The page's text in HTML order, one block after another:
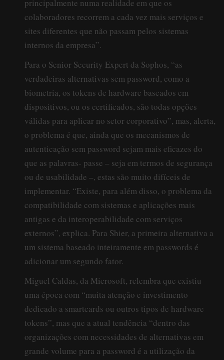
principalmente numa realidade em que os
colaboradores recorrem a cada vez mais serviços e
sites diferentes que não passam pelos sistemas
internos da empresa”.
Para o Senior Security Expert da Sophos, “as
verdadeiras alternativas sem password, como a
biometria, os tokens de hardware baseados em
dispositivos, ou os certificados, são todas opções
válidas para aplicar no setor corporativo”, mas, alerta,
o problema é que, ainda que os mecanismos de
autenticação sem password sejam mais eficazes do
que as palavras- passe – seja em termos de segurança
ou de usabilidade –, estas são muito difíceis de
implementar. “Existe, para além disso, o problema da
compatibilidade com sistemas e aplicações mais
antigas e da interoperabilidade com serviços
externos”, explica. Para Shier, a primeira alternativa a
um sistema baseado inteiramente em passwords é
adicionar um segundo fator.
Miguel Caldas, da Microsoft, relembra que existiu
uma época com “muita atenção e investimento
dedicado a smartcards ou outros tipos de hardware
tokens”, mas que a atual tendência “dentro das
organizações com necessidades de alternativas em
grande volume para a password é a utilização da